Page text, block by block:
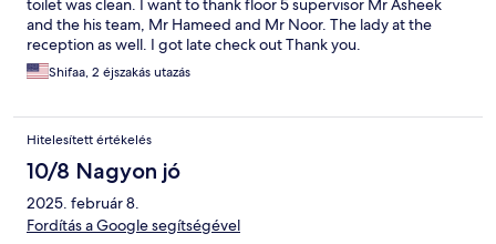
toilet was clean. I want to thank floor 5 supervisor Mr Asheek
and the his team, Mr Hameed and Mr Noor. The lady at the
reception as well. I got late check out Thank you.
Shifaa, 2 éjszakás utazás
Hitelesített értékelés
10/8 Nagyon jó
2025. február 8.
Fordítás a Google segítségével